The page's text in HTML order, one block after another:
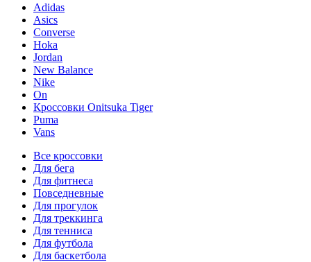
Adidas
Asics
Converse
Hoka
Jordan
New Balance
Nike
On
Кроссовки Onitsuka Tiger
Puma
Vans
Все кроссовки
Для бега
Для фитнеса
Повседневные
Для прогулок
Для треккинга
Для тенниса
Для футбола
Для баскетбола